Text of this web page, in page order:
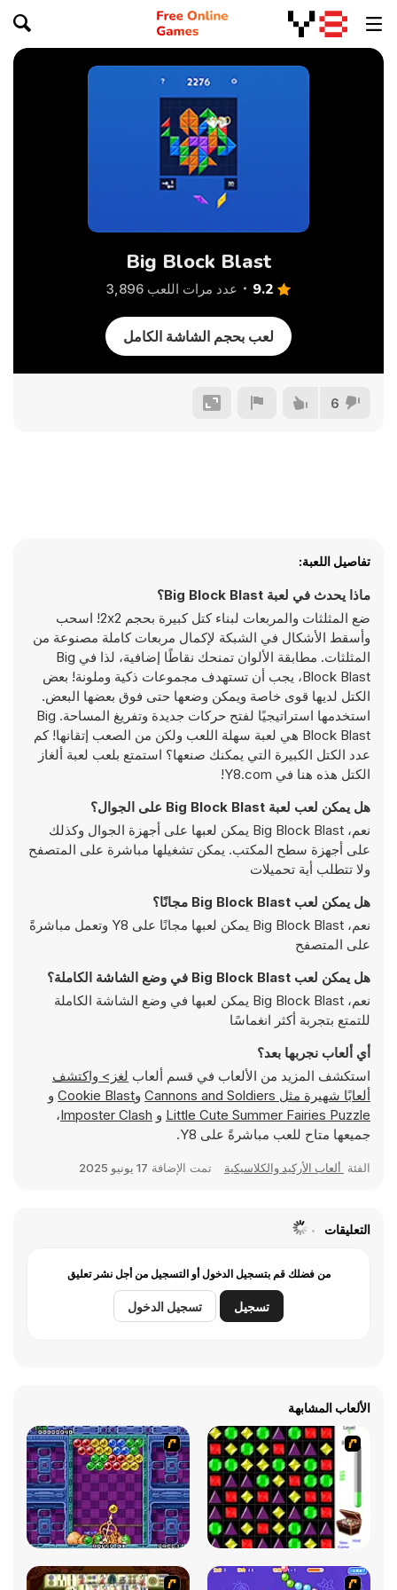
Big Block Blast
9.2 عدد مرات اللعب 3,896
لعب بحجم الشاشة الكامل
6
تفاصيل اللعبة:
ماذا يحدث في لعبة Big Block Blast؟
ضع المثلثات والمربعات لبناء كتل كبيرة بحجم 2x2! اسحب
وأسقط الأشكال في الشبكة لإكمال مربعات كاملة مصنوعة من
المثلثات. مطابقة الألوان تمنحك نقاطًا إضافية، لذا في Big
Block Blast، يجب أن تستهدف مجموعات ذكية وملونة! بعض
الكتل لديها قوى خاصة ويمكن وضعها حتى فوق بعضها البعض.
استخدمها استراتيجيًا لفتح حركات جديدة وتفريغ المساحة. Big
Block Blast هي لعبة سهلة اللعب ولكن من الصعب إتقانها! كم
عدد الكتل الكبيرة التي يمكنك صنعها؟ استمتع بلعب لعبة ألغاز
الكتل هذه هنا في Y8.com!
هل يمكن لعب لعبة Big Block Blast على الجوال؟
نعم، Big Block Blast يمكن لعبها على أجهزة الجوال وكذلك
على أجهزة سطح المكتب. يمكن تشغيلها مباشرة على المتصفح
ولا تتطلب أية تحميلات
هل يمكن لعب Big Block Blast مجانًا؟
نعم، Big Block Blast يمكن لعبها مجانًا على Y8 وتعمل مباشرةً
على المتصفح
هل يمكن لعب Big Block Blast في وضع الشاشة الكاملة؟
نعم، Big Block Blast يمكن لعبها في وضع الشاشة الكاملة
للتمتع بتجربة أكثر انغماسًا
أي ألعاب نجربها بعد؟
استكشف المزيد من الألعاب في قسم ألعاب
لغز> واكتشف
ألعابًا شهيرة مثل Cannons and Soldiers وCookie Blast و
Little Cute Summer Fairies Puzzle و Imposter Clash،
جميعها متاح للعب مباشرةً على Y8.
الفئة ألعاب الأركيد والكلاسيكية تمت الإضافة 17 يونيو 2025
التعليقات
من فضلك قم بتسجيل الدخول أو التسجيل من أجل نشر تعليق
تسجيل تسجيل الدخول
الألعاب المشابهة